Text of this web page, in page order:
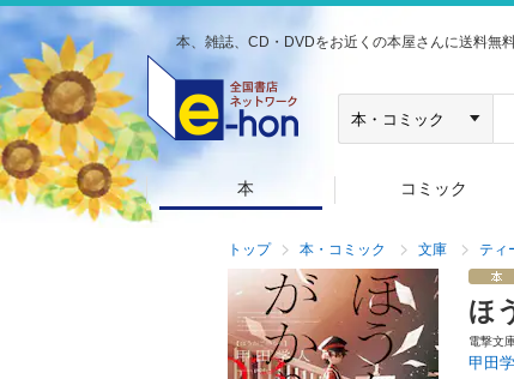
本、雑誌、CD・DVDをお近くの本屋さんに送料無
本 コミック
トップ 本・コミック 文庫 ティ
ほ
電撃文
甲田